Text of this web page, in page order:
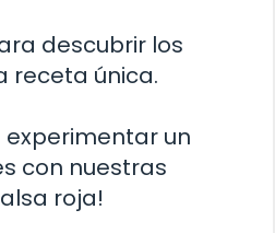
descubrir los
receta única.
experimentar un
con nuestras
roja!